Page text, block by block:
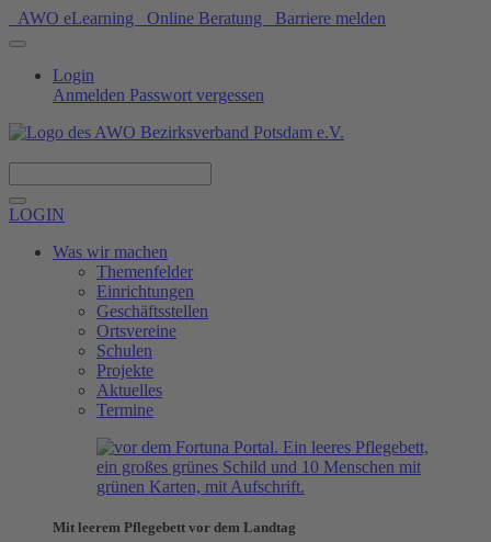
AWO eLearning Online Beratung Barriere melden
Login
Anmelden Passwort vergessen
LOGIN
Was wir machen
Themenfelder
Einrichtungen
Geschäftsstellen
Ortsvereine
Schulen
Projekte
Aktuelles
Termine
Mit leerem Pflegebett vor dem Landtag